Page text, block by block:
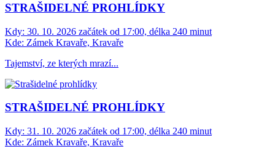
STRAŠIDELNÉ PROHLÍDKY
Kdy: 30. 10. 2026 začátek od 17:00, délka 240 minut
Kde: Zámek Kravaře, Kravaře
Tajemství, ze kterých mrazí...
STRAŠIDELNÉ PROHLÍDKY
Kdy: 31. 10. 2026 začátek od 17:00, délka 240 minut
Kde: Zámek Kravaře, Kravaře